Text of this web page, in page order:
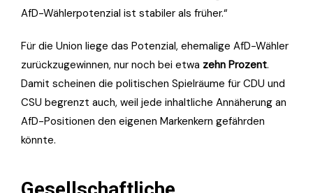
AfD-Wählerpotenzial ist stabiler als früher.“
Für die Union liege das Potenzial, ehemalige AfD-Wähler
zurückzugewinnen, nur noch bei etwa zehn Prozent.
Damit scheinen die politischen Spielräume für CDU und
CSU begrenzt auch, weil jede inhaltliche Annäherung an
AfD-Positionen den eigenen Markenkern gefährden
könnte.